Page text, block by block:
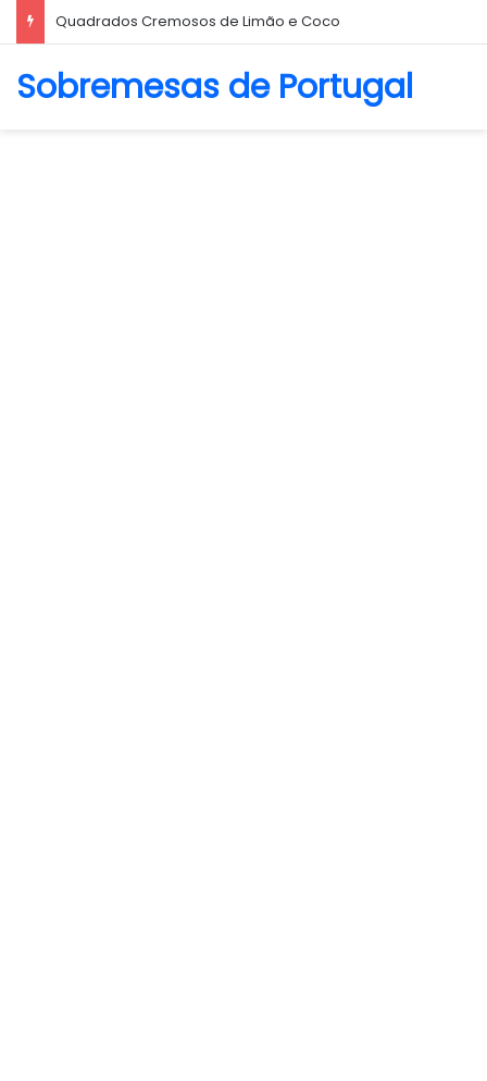
Quadrados Cremosos de Limão e Coco
Sobremesas de Portugal